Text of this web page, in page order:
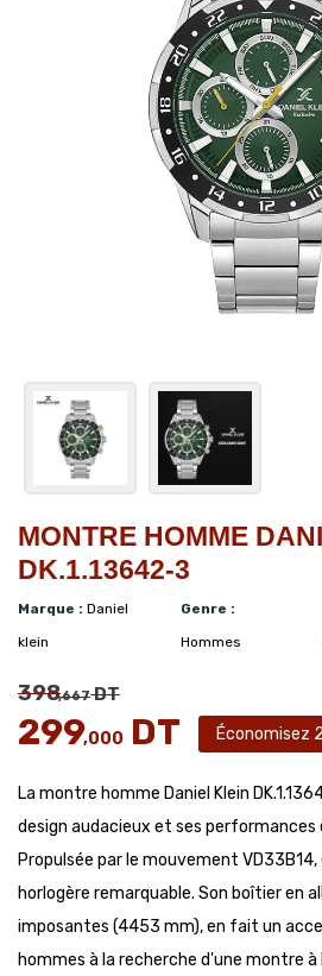
MONTRE HOMME
DK.1.13642-3
Marque : Daniel
klein
Genre :
Hommes
398,667DT
299,000 DT Économisez
La montre homme Daniel Klein
design audacieux et ses performances
Propulsée par le mouvement
horlogère remarquable. Son boîtier en
imposantes (4453 mm), en fait un
hommes à la recherche d'une montre